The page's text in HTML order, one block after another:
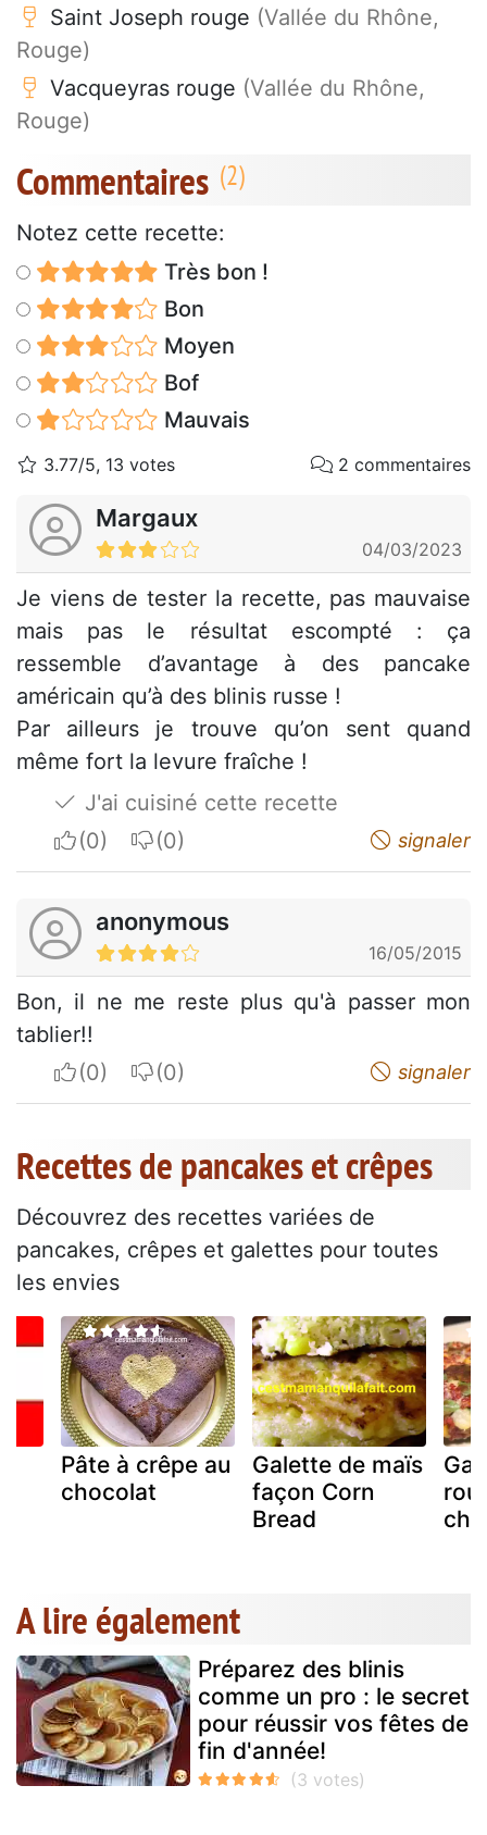
Saint Joseph rouge (Vallée du Rhône,
Rouge)
Vacqueyras rouge (Vallée du Rhône,
Rouge)
Commentaires
Notez cette recette:
Très bon !
Bon
Moyen
Bof
Mauvais
3.77/5, 13 votes 2 commentaires
Margaux
04/03/2023
Je viens de tester la recette, pas mauvaise
mais pas le résultat escompté : ça
ressemble d’avantage à des pancake
américain qu’à des blinis russe !
Par ailleurs je trouve qu’on sent quand
même fort la levure fraîche !
J'ai cuisiné cette recette
I apreciateI do not appreciate signaler
anonymous
16/05/2015
Bon, il ne me reste plus qu'à passer mon
tablier!!
I apreciateI do not appreciate signaler
Recettes de pancakes et crêpes
Découvrez des recettes variées de
pancakes, crêpes et galettes pour toutes
les envies
Pâte à crêpe au
chocolat
Galette de maïs
façon Corn
Bread
A lire également
Préparez des blinis
comme un pro : le secret
pour réussir vos fêtes de
fin d'année!